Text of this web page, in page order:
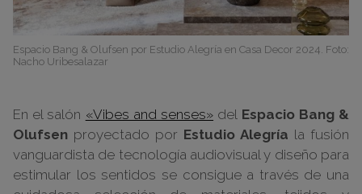
Espacio Bang & Olufsen por Estudio Alegría en Casa Decor 2024. Foto:
Nacho Uribesalazar
En el salón «Vibes and senses» del Espacio Bang &
Olufsen proyectado por Estudio Alegría la fusión
vanguardista de tecnología audiovisual y diseño para
estimular los sentidos se consigue a través de una